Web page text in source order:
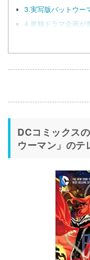
3.実写版バットウー
4.単独ドラマ企画が
DCコミックス
ウーマン」のテ